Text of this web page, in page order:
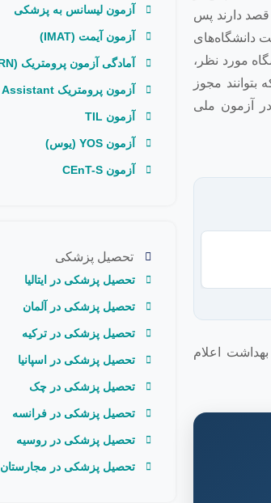
آزمون لیسانس به پزشکی
آزمون آیمت (IMAT)
آمادگی آزمون پرومتریک (RN)
آزمون پرومتریک Dental Assistant
آزمون TIL
آزمون YOS (یوس)
آزمون CEnT-S
تحصیل پزشکی
تحصیل پزشکی در ایتالیا
تحصیل پزشکی در آلمان
تحصیل پزشکی در ترکیه
تحصیل پزشکی در اسپانیا
تحصیل پزشکی در چک
تحصیل پزشکی در فرانسه
تحصیل پزشکی در روسیه
تحصیل پزشکی در مجارستان
قصد دارند پس
دانشگاه‌های
مورد نظر،
مجوز
آزمون ملی
اعلام